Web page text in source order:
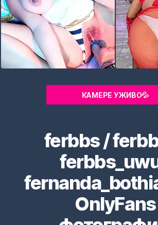
КАМЕРЕ УЖИВО💦
ferbbs /
OnlyFans